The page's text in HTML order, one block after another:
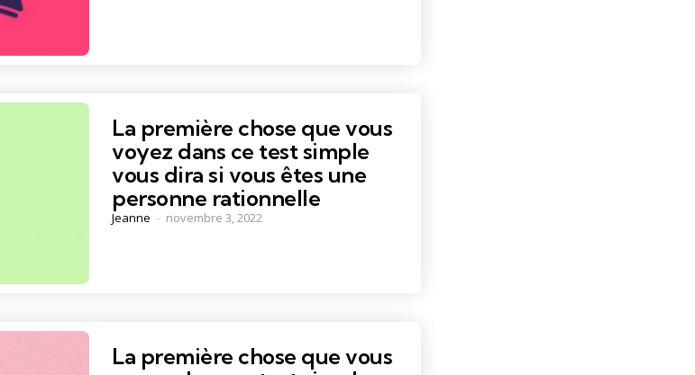
La première chose que vous
voyez dans ce test simple
vous dira si vous êtes une
personne rationnelle
Posted
Jeanne novembre 3, 2022
La première chose que vous